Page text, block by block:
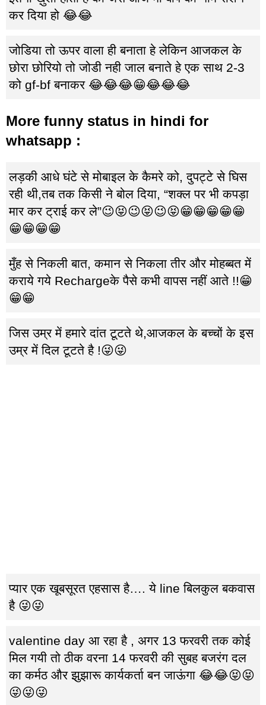
कर दिया हो 😂😂
जोडिया तो ऊपर वाला ही बनाता हे लेकिन आजकल के
छोरा छोरियो तो जोडी नही जाल बनाते हे एक साथ 2-3
को gf-bf बनाकर 😂😂😂😁😂😂😂
More funny status in hindi for
whatsapp :
लड़की आधे घंटे से मोबाइल के कैमरे को, दुपट्टे से घिस
रही थी,तब तक किसी ने बोल दिया, “शक्ल पर भी कपड़ा
मार कर ट्राई कर ले”😉😝😉😝😉😝😁😁😁😁😁
😁😁😁😁
मुँह से निकली बात, कमान से निकला तीर और मोहब्बत में
कराये गये Rechargeके पैसे कभी वापस नहीं आते !!😁
😁😁
जिस उम्र में हमारे दांत टूटते थे,आजकल के बच्चों के इस
उम्र में दिल टूटते है !😜😜
प्यार एक खूबसूरत एहसास है…. ये line बिलकुल बकवास
है 😜😜
valentine day आ रहा है , अगर 13 फरवरी तक कोई
मिल गयी तो ठीक वरना 14 फरवरी की सुबह बजरंग दल
का कर्मठ और झुझारू कार्यकर्ता बन जाऊंगा 😂😂😝😝
😜😜😜